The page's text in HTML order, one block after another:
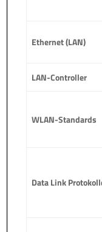
Ethernet (LAN)
LAN-Controller
WLAN-Standards
Data Link